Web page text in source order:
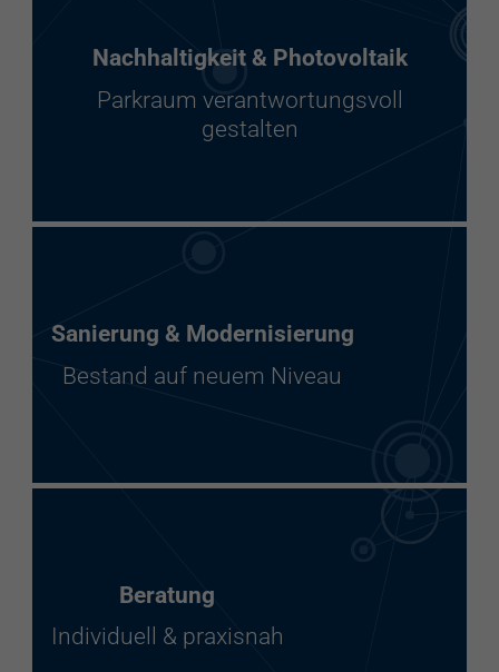
Nachhaltigkeit & Photovoltaik
Parkraum verantwortungsvoll
gestalten
Sanierung & Modernisierung
Bestand auf neuem Niveau
Beratung
Individuell & praxisnah